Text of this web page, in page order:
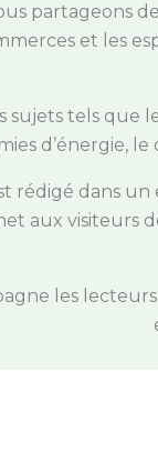
partageons
et les
sujets tels que
d’énergie,
rédigé dans un
aux visiteurs
les